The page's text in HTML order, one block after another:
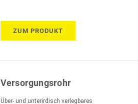
ZUM PRODUKT
Versorgungsrohr
Über- und unterirdisch verlegbares